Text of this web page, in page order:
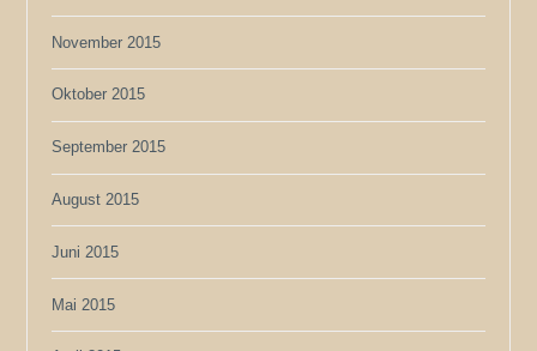
November 2015
Oktober 2015
September 2015
August 2015
Juni 2015
Mai 2015